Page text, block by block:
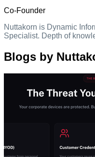
Co-Founder
Nuttakorn is Dynamic
Specialist. Depth of
Blogs by